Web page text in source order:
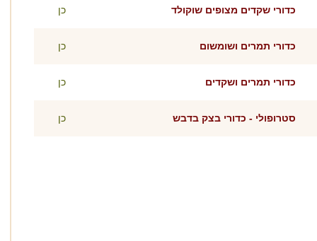
כדורי שקדים מצופים שוקולד כן
כדורי תמרים ושומשום כן
כדורי תמרים ושקדים כן
סטרופולי - כדורי בצק בדבש כן